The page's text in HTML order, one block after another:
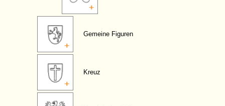
Gemeine Figuren
Kreuz